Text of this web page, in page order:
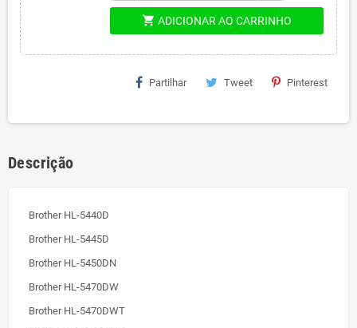
shopping_cart ADICIONAR AO CARRINHO
Partilhar Tweet Pinterest
Descrição
Brother HL-5440D
Brother HL-5445D
Brother HL-5450DN
Brother HL-5470DW
Brother HL-5470DWT